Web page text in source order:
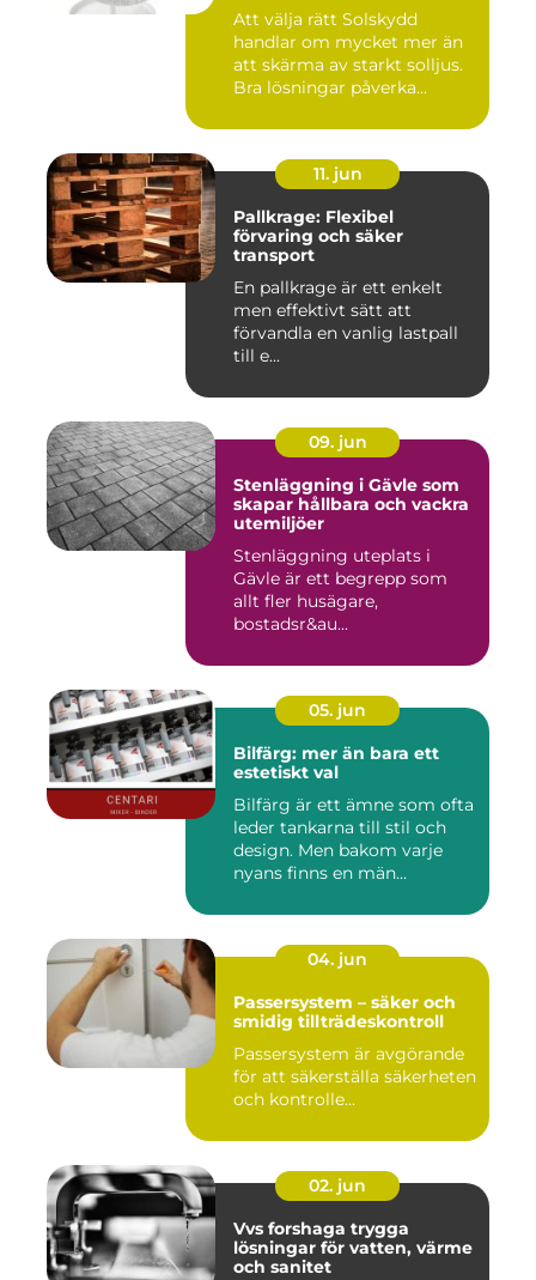
Att välja rätt Solskydd
handlar om mycket mer än
att skärma av starkt solljus.
Bra lösningar påverka...
11. jun
Pallkrage: Flexibel
förvaring och säker
transport
En pallkrage är ett enkelt
men effektivt sätt att
förvandla en vanlig lastpall
till e...
09. jun
Stenläggning i Gävle som
skapar hållbara och vackra
utemiljöer
Stenläggning uteplats i
Gävle är ett begrepp som
allt fler husägare,
bostadsr&au...
05. jun
Bilfärg: mer än bara ett
estetiskt val
Bilfärg är ett ämne som ofta
leder tankarna till stil och
design. Men bakom varje
nyans finns en män...
04. jun
Passersystem – säker och
smidig tillträdeskontroll
Passersystem är avgörande
för att säkerställa säkerheten
och kontrolle...
02. jun
Vvs forshaga trygga
lösningar för vatten, värme
och sanitet